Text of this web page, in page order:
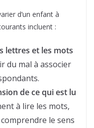
d’un enfant à
incluent :
lettres et les mots
du mal à associer
de ce qui est lu
à lire les mots,
le sens